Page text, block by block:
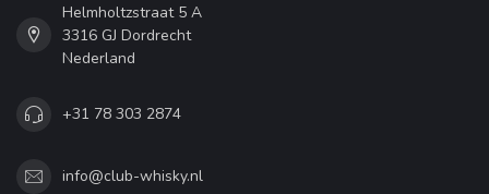
Helmholtzstraat 5 A
3316 GJ Dordrecht
Nederland
+31 78 303 2874
info@club-whisky.nl